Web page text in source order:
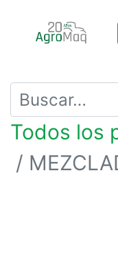
Todos los